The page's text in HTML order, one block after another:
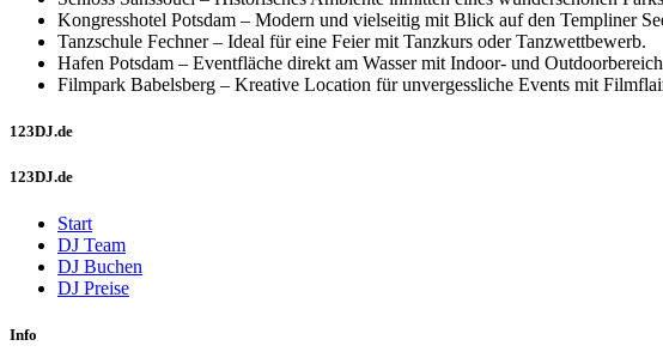
Kongresshotel Potsdam – Modern und vielseitig mit Blick auf den Templiner
Tanzschule Fechner – Ideal für eine Feier mit Tanzkurs oder Tanzwettbewerb.
Hafen Potsdam – Eventfläche direkt am Wasser mit Indoor- und
Filmpark Babelsberg – Kreative Location für unvergessliche Events mit
123DJ.de
123DJ.de
Start
DJ Team
DJ Buchen
DJ Preise
Info